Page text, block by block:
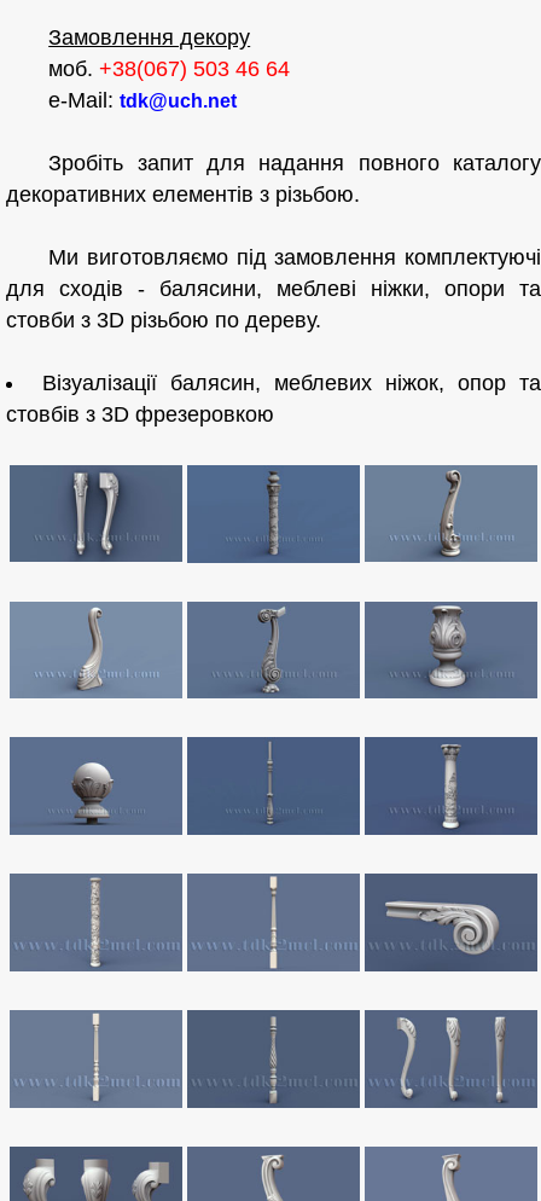
Замовлення декору
моб.+38(067) 503 46 64
e-Mail:tdk@uch.net
Зробіть запит для надання повного каталогу
декоративних елементів з різьбою.
Ми виготовляємо під замовлення комплектуючі
для сходів - балясини, меблеві ніжки, опори та
стовби з 3D різьбою по дереву.
Візуалізації балясин, меблевих ніжок, опор та
стовбів з 3D фрезеровкою